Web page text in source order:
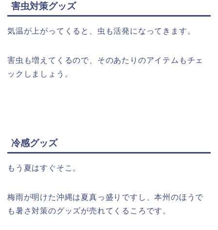
害虫対策グッズ
気温が上がってくると、虫も活発になってきます。
害虫も増えてくるので、そのあたりのアイテムもチェ
ックしましょう。
冷感グッズ
もう夏はすぐそこ。
梅雨が明けた沖縄は夏真っ盛りですし、本州のほうで
も暑さ対策のグッズが売れてくるころです。